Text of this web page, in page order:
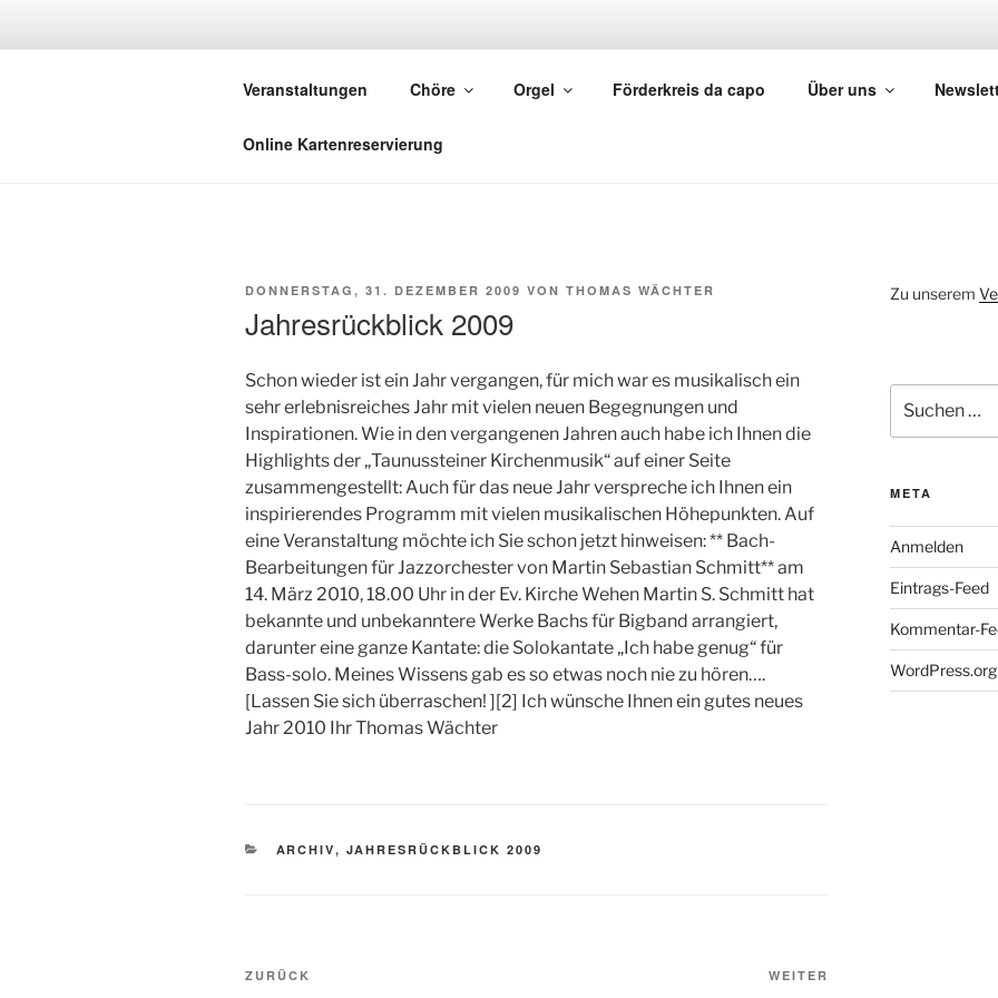
TAUNUSSTEINER KIRCHENMUSIK
Veranstaltungen Chöre Orgel Förderkreis da capo Über uns
Online Kartenreservierung
VERÖFFENTLICHT
DONNERSTAG, 31. DEZEMBER 2009 VON THOMAS WÄCHTER
Jahresrückblick 2009
Schon wieder ist ein Jahr vergangen, für mich war es musikalisch ein
sehr erlebnisreiches Jahr mit vielen neuen Begegnungen und
Inspirationen. Wie in den vergangenen Jahren auch habe ich Ihnen die
Highlights der „Taunussteiner Kirchenmusik“ auf einer Seite
zusammengestellt: Auch für das neue Jahr verspreche ich Ihnen ein
inspirierendes Programm mit vielen musikalischen Höhepunkten. Auf
eine Veranstaltung möchte ich Sie schon jetzt hinweisen: ** Bach-
Bearbeitungen für Jazzorchester von Martin Sebastian Schmitt** am
14. März 2010, 18.00 Uhr in der Ev. Kirche Wehen Martin S. Schmitt hat
bekannte und unbekanntere Werke Bachs für Bigband arrangiert,
darunter eine ganze Kantate: die Solokantate „Ich habe genug“ für
Bass-solo. Meines Wissens gab es so etwas noch nie zu hören….
[Lassen Sie sich überraschen! ][2] Ich wünsche Ihnen ein gutes neues
Jahr 2010 Ihr Thomas Wächter
KATEGORIEN
ARCHIV, JAHRESRÜCKBLICK 2009
Beitragsnavigation
Vorheriger
ZURÜCK WEITER
Zu unserem
nach:
META
Anmelden
Eintrags-Feed
Kommentar-
WordPress.org